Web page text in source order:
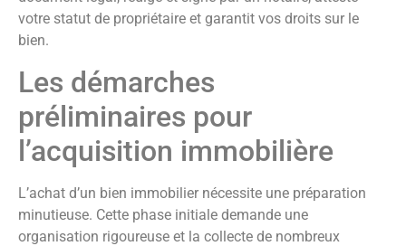
votre statut de propriétaire et garantit vos droits sur le
bien.
Les démarches
préliminaires pour
l’acquisition immobilière
L’achat d’un bien immobilier nécessite une préparation
minutieuse. Cette phase initiale demande une
organisation rigoureuse et la collecte de nombreux